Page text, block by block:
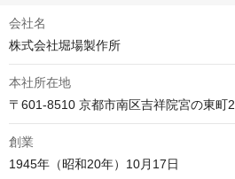
会社名
株式会社堀場製作所
本社所在地
〒601-8510 京都市南区吉祥院宮の東町2
創業
1945年（昭和20年）10月17日